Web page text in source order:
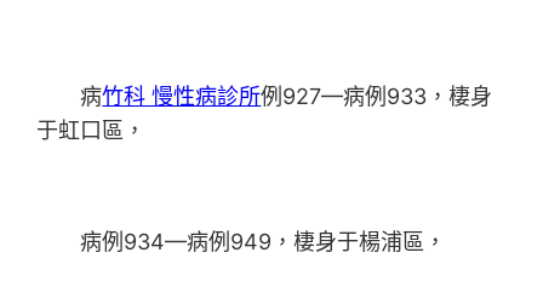
病竹科 慢性病診所例927—病例933，棲身
于虹口區，
病例934—病例949，棲身于楊浦區，